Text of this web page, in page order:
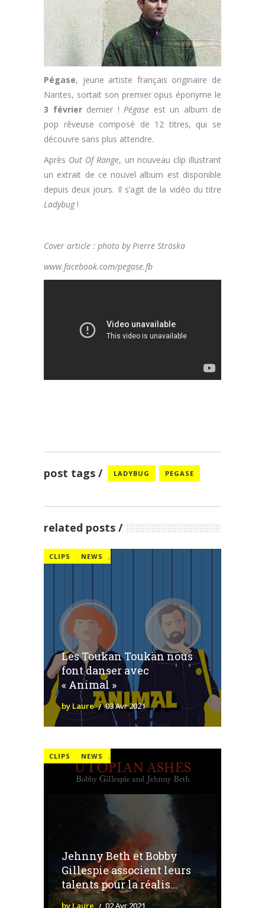
Pégase, jeune artiste français originaire de
Nantes, sortait son premier opus éponyme le
3 févrierdernier ! Pégase est un album de
pop rêveuse composé de 12 titres, qui se
découvre sans plus attendre.
Après Out Of Range, un nouveau clip illustrant
un extrait de ce nouvel album est disponible
depuis deux jours. Il s’agit de la vidéo du titre
Ladybug!
Cover article : photo by Pierre Ströska
www.facebook.com/pegase.fb
post tags LADYBUG PEGASE
related posts
CLIPS ,
NEWS
Les Toukan Toukän nous
font danser avec
« Animal »
by Laure 03 Avr 2021
CLIPS ,
NEWS
Jehnny Beth et Bobby
Gillespie associent leurs
talents pour la réalis...
by Laure 02 Avr 2021